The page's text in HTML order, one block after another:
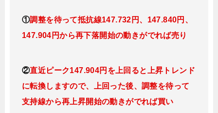
①調整を待って抵抗線147.732円、147.840円、
147.904円から再下落開始の動きがでれば売り
②直近ピーク147.904円を上回ると上昇トレンド
に転換し ますので、上回った後、調整を待って
支持線から再上昇開始の動きがでれば買い